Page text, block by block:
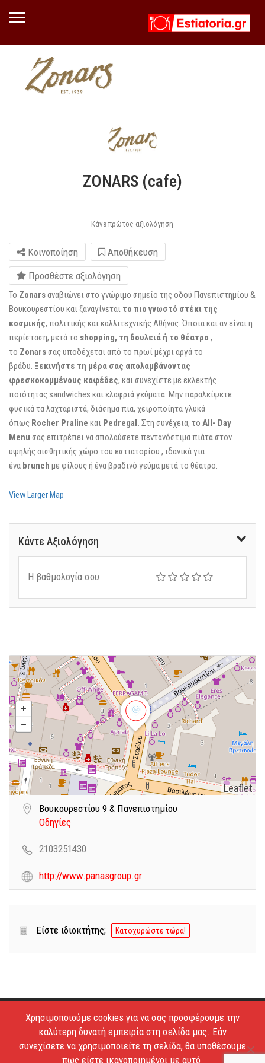
ZONARS (cafe)
Κάνε πρώτος αξιολόγηση
Κοινοποίηση
Αποθήκευση
Προσθέστε αξιολόγηση
To Zonarsαναβιώνει στο γνώριμο σημείο της οδού Πανεπιστημίου &
Βουκουρεστίου και ξαναγίνεται το πιο γνωστό στέκι της
κοσμικής, πολιτικής και καλλιτεχνικής Αθήνας. Όποια και αν είναι η
περίσταση, μετά το shopping, τη δουλειά ή το θέατρο ,
το Zonarsσας υποδέχεται από το πρωί μέχρι αργά το
βράδυ. Ξεκινήστε τη μέρα σας απολαμβάνοντας
φρεσκοκομμένους καφέδες, και συνεχίστε με εκλεκτής
ποιότητας sandwiches και ελαφριά γεύματα. Μην παραλείψετε
φυσικά τα λαχταριστά, διάσημα πια, χειροποίητα γλυκά
όπως Rocher Praline και Pedregal. Στη συνέχεια, το All- Day
Menu σας επιτρέπει να απολαύσετε πεντανόστιμα πιάτα στον
υψηλής αισθητικής χώρο του εστιατορίου , ιδανικά για
ένα brunch με φίλους ή ένα βραδινό γεύμα μετά το θέατρο.
View Larger Map
Κάντε Αξιολόγηση
Η βαθμολογία σου
Leaflet
Βουκουρεστίου 9 & Πανεπιστημίου
Οδηγίες
2103251430
http://www.panasgroup.gr
Είστε ιδιοκτήτης; Κατοχυρώστε τώρα!
Copyright © 2026 - Estiatoria. All Rights Reserved.
Απαγορεύεται το κατέβασμα των φωτογραφιών και η
αντιγραφή των κειμένων.
Χρησιμοποιούμε cookies για να σας προσφέρουμε την
καλύτερη δυνατή εμπειρία στη σελίδα μας. Εάν
συνεχίσετε να χρησιμοποιείτε τη σελίδα, θα υποθέσουμε
πως είστε ικανοποιημένοι με αυτό.